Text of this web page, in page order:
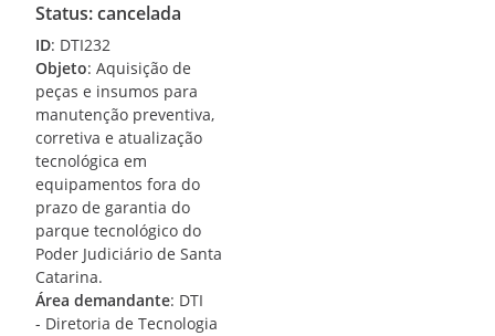
Status: cancelada
ID: DTI232
Objeto: Aquisição de
peças e insumos para
manutenção preventiva,
corretiva e atualização
tecnológica em
equipamentos fora do
prazo de garantia do
parque tecnológico do
Poder Judiciário de Santa
Catarina.
Área demandante: DTI
- Diretoria de Tecnologia